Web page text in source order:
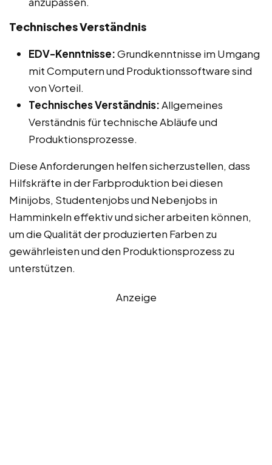
Technisches Verständnis
EDV-Kenntnisse:Grundkenntnisse im Umgang
mit Computern und Produktionssoftware sind
von Vorteil.
Technisches Verständnis:Allgemeines
Verständnis für technische Abläufe und
Produktionsprozesse.
Diese Anforderungen helfen sicherzustellen, dass
Hilfskräfte in der Farbproduktion bei diesen
Minijobs, Studentenjobs und Nebenjobs in
Hamminkeln effektiv und sicher arbeiten können,
um die Qualität der produzierten Farben zu
gewährleisten und den Produktionsprozess zu
unterstützen.
Anzeige